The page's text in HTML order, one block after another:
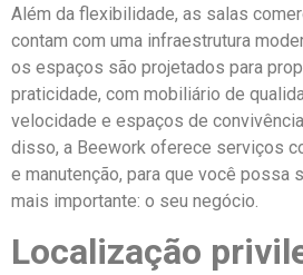
Além da flexibilidade, as salas
contam com uma infraestrutura
os espaços são projetados para
praticidade, com mobiliário de
velocidade e espaços de
disso, a Beework oferece serviços
e manutenção, para que você possa
mais importante: o seu negócio.
Localização